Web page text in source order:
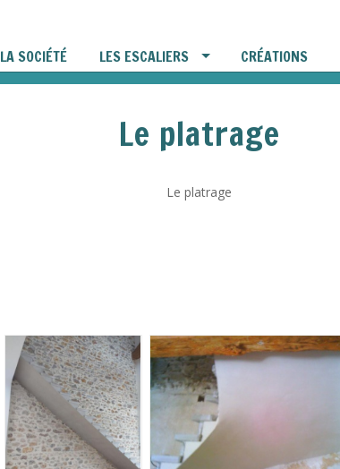
LA SOCIÉTÉ LES ESCALIERS CRÉATIONS
Le platrage
Le platrage